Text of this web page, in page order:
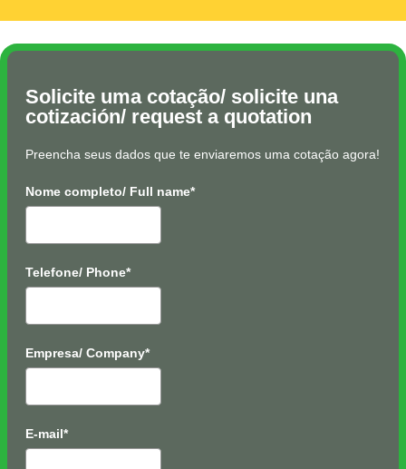
Solicite uma cotação/ solicite una
cotización/ request a quotation
Preencha seus dados que te enviaremos uma cotação agora!
Nome completo/ Full name*
Telefone/ Phone*
Empresa/ Company*
E-mail*